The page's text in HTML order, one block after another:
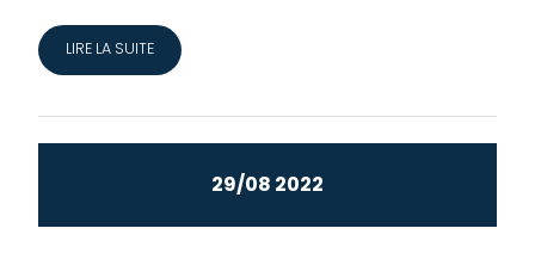
LIRE LA SUITE
29/08 2022